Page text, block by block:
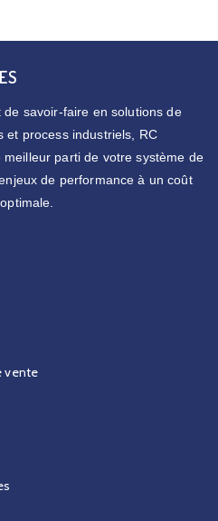
de savoir-faire en solutions de
et process industriels, RC
parti de votre système de
de performance à un coût
vente